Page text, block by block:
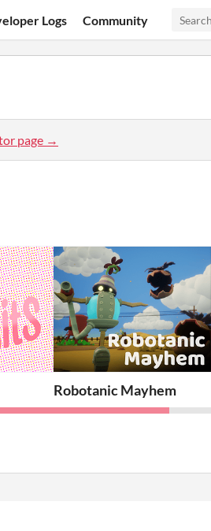
Logs Community
page →
Robotanic Mayhem